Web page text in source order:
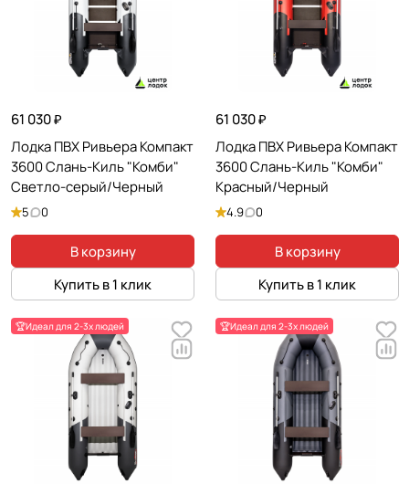
61 030 ₽
Лодка ПВХ Ривьера Компакт
3600 Слань-Киль "Комби"
Светло-серый/Черный
5 0
В корзину
Купить в 1 клик
61 030 ₽
Лодка ПВХ Ривьера Компакт
3600 Слань-Киль "Комби"
Красный/Черный
4.9 0
В корзину
Купить в 1 клик
🏆Идеал для 2-3х людей 🏆Идеал для 2-3х людей